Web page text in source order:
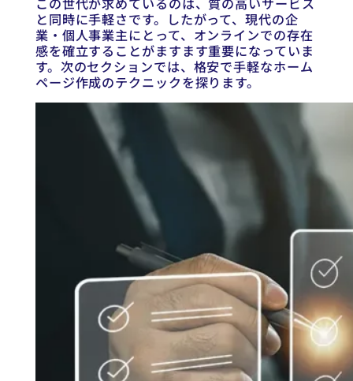
と同時に手軽さです。したがって、現代の企
業・個人事業主にとって、オンラインでの存在
感を確立することがますます重要になっていま
す。次のセクションでは、格安で手軽なホーム
ページ作成のテクニックを探ります。